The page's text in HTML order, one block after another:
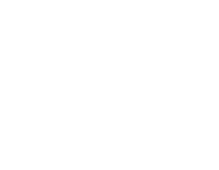
✓ Personale
✓ Ottimi risultati con i